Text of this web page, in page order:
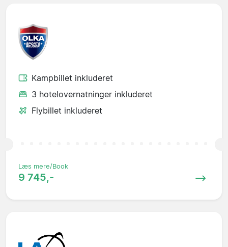
Kampbillet inkluderet
3 hotelovernatninger inkluderet
Flybillet inkluderet
Læs mere/Book
9 745,-